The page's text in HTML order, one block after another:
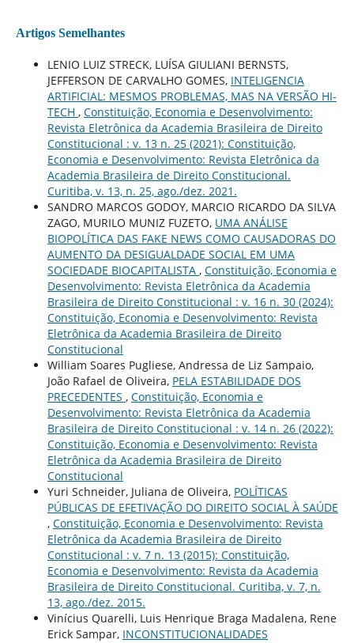
Artigos Semelhantes
LENIO LUIZ STRECK, LUÍSA GIULIANI BERNSTS,
JEFFERSON DE CARVALHO GOMES, INTELIGENCIA
ARTIFICIAL: MESMOS PROBLEMAS, MAS NA VERSÃO HI-
TECH , Constituição, Economia e Desenvolvimento:
Revista Eletrônica da Academia Brasileira de Direito
Constitucional : v. 13 n. 25 (2021): Constituição,
Economia e Desenvolvimento: Revista Eletrônica da
Academia Brasileira de Direito Constitucional.
Curitiba, v. 13, n. 25, ago./dez. 2021.
SANDRO MARCOS GODOY, MARCIO RICARDO DA SILVA
ZAGO, MURILO MUNIZ FUZETO, UMA ANÁLISE
BIOPOLÍTICA DAS FAKE NEWS COMO CAUSADORAS DO
AUMENTO DA DESIGUALDADE SOCIAL EM UMA
SOCIEDADE BIOCAPITALISTA , Constituição, Economia e
Desenvolvimento: Revista Eletrônica da Academia
Brasileira de Direito Constitucional : v. 16 n. 30 (2024):
Constituição, Economia e Desenvolvimento: Revista
Eletrônica da Academia Brasileira de Direito
Constitucional
William Soares Pugliese, Andressa de Liz Sampaio,
João Rafael de Oliveira, PELA ESTABILIDADE DOS
PRECEDENTES , Constituição, Economia e
Desenvolvimento: Revista Eletrônica da Academia
Brasileira de Direito Constitucional : v. 14 n. 26 (2022):
Constituição, Economia e Desenvolvimento: Revista
Eletrônica da Academia Brasileira de Direito
Constitucional
Yuri Schneider, Juliana de Oliveira, POLÍTICAS
PÚBLICAS DE EFETIVAÇÃO DO DIREITO SOCIAL À SAÚDE
, Constituição, Economia e Desenvolvimento: Revista
Eletrônica da Academia Brasileira de Direito
Constitucional : v. 7 n. 13 (2015): Constituição,
Economia e Desenvolvimento: Revista da Academia
Brasileira de Direito Constitucional. Curitiba, v. 7, n.
13, ago./dez. 2015.
Vinícius Quarelli, Luis Henrique Braga Madalena, Rene
Erick Sampar, INCONSTITUCIONALIDADES